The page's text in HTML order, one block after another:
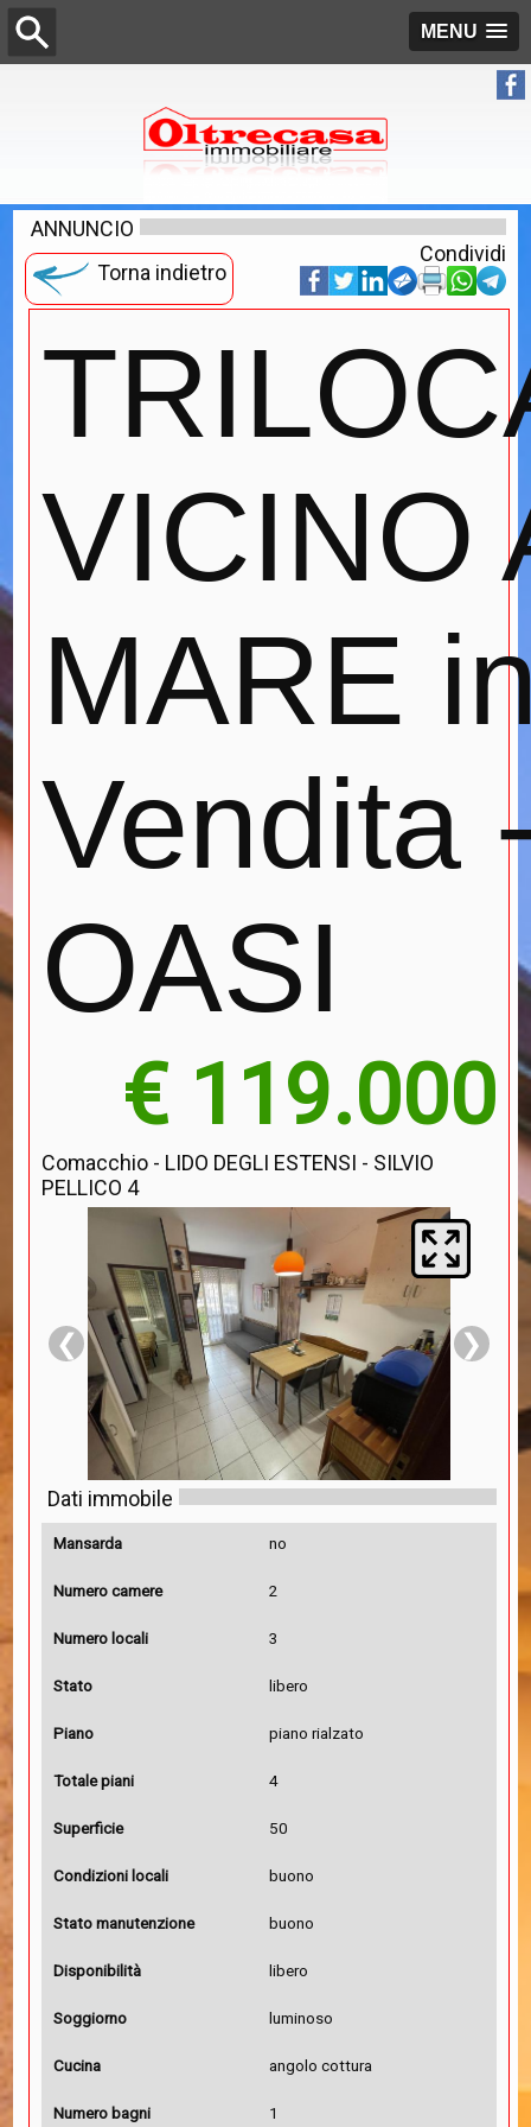
MENU
ANNUNCIO
Torna indietro
Condividi
VICINO
MARE
Vendita
OASI
€ 119.000
Comacchio - LIDO DEGLI ESTENSI - SILVIO
PELLICO 4
❮ ❯
Dati immobile
Mansarda no
Numero camere 2
Numero locali 3
Stato libero
Piano piano rialzato
Totale piani 4
Superficie 50
Condizioni locali buono
Stato manutenzione buono
Disponibilità libero
Soggiorno luminoso
Cucina angolo cottura
Numero bagni 1